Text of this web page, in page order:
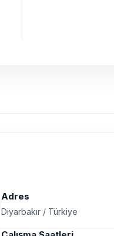
Adres
Diyarbakır / Türkiye